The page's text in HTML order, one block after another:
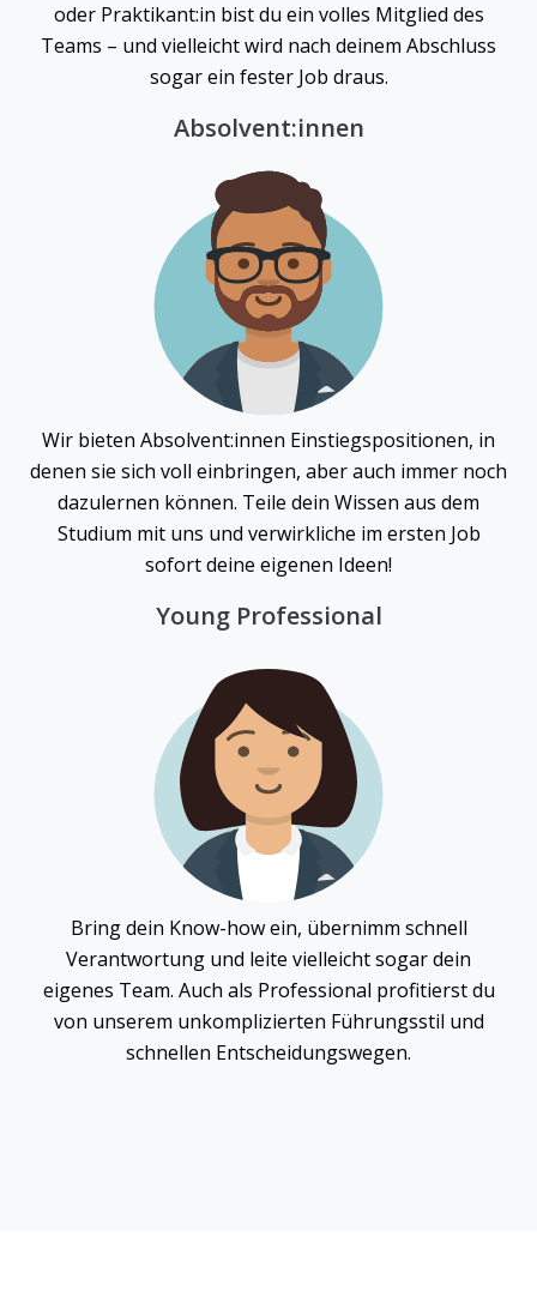
oder Praktikant:in bist du ein volles Mitglied des
Teams – und vielleicht wird nach deinem Abschluss
sogar ein fester Job draus.
Absolvent:innen
Wir bieten Absolvent:innen Einstiegspositionen, in
denen sie sich voll einbringen, aber auch immer noch
dazulernen können. Teile dein Wissen aus dem
Studium mit uns und verwirkliche im ersten Job
sofort deine eigenen Ideen!
Young Professional
Bring dein Know-how ein, übernimm schnell
Verantwortung und leite vielleicht sogar dein
eigenes Team. Auch als Professional profitierst du
von unserem unkomplizierten Führungsstil und
schnellen Entscheidungswegen.